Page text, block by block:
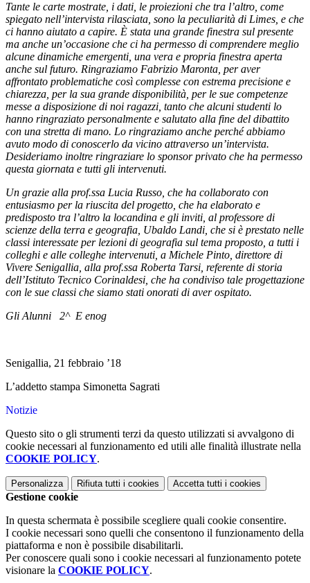
Tante le carte mostrate, i dati, le proiezioni che tra l’altro, come
spiegato nell’intervista rilasciata, sono la peculiarità di Limes, e che
ci hanno aiutato a capire. È stata una grande finestra sul presente
ma anche un’occasione che ci ha permesso di comprendere meglio
alcune dinamiche emergenti, una vera e propria finestra aperta
anche sul futuro. Ringraziamo Fabrizio Maronta, per aver
affrontato problematiche così complesse con estrema precisione e
chiarezza, per la sua grande disponibilità, per le sue competenze
messe a disposizione di noi ragazzi, tanto che alcuni studenti lo
hanno ringraziato personalmente e salutato alla fine del dibattito
con una stretta di mano. Lo ringraziamo anche perché abbiamo
avuto modo di conoscerlo da vicino attraverso un’intervista.
Desideriamo inoltre ringraziare lo sponsor privato che ha permesso
questa giornata e tutti gli intervenuti.
Un grazie alla prof.ssa Lucia Russo, che ha collaborato con
entusiasmo per la riuscita del progetto, che ha elaborato e
predisposto tra l’altro la locandina e gli inviti, al professore di
scienze della terra e geografia, Ubaldo Landi, che si è prestato nelle
classi interessate per lezioni di geografia sul tema proposto, a tutti i
colleghi e alle colleghe intervenuti, a Michele Pinto, direttore di
Vivere Senigallia, alla prof.ssa Roberta Tarsi, referente di storia
dell’Istituto Tecnico Corinaldesi, che ha condiviso tale progettazione
con le sue classi che siamo stati onorati di aver ospitato.
Gli Alunni 2^ E enog
Senigallia, 21 febbraio ’18
L’addetto stampa Simonetta Sagrati
Notizie
Questo sito o gli strumenti terzi da questo utilizzati si avvalgono di
cookie necessari al funzionamento ed utili alle finalità illustrate nella
COOKIE POLICY.
Personalizza Rifiuta tutti i cookies Accetta tutti i cookies
Gestione cookie
In questa schermata è possibile scegliere quali cookie consentire.
I cookie necessari sono quelli che consentono il funzionamento della
piattaforma e non è possibile disabilitarli.
Per conoscere quali sono i cookie necessari al funzionamento potete
visionare la COOKIE POLICY.